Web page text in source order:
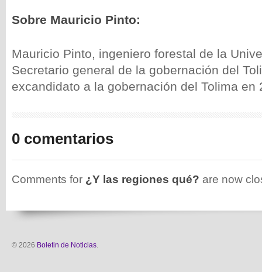
Sobre Mauricio Pinto:
Mauricio Pinto, ingeniero forestal de la
Secretario general de la gobernación del
excandidato a la gobernación del Tolima en
0 comentarios
Comments for ¿Y las regiones qué? are now
© 2026 Boletin de Noticias.